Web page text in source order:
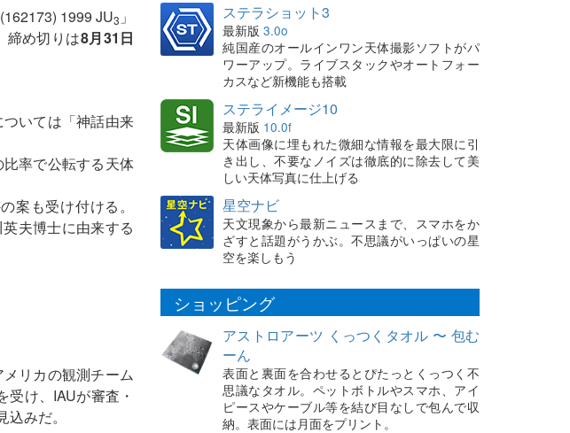
1999 JU3 」
締め切りは8月31日
いては「神話由来
率で公転する天体
案も受け付ける。
夫博士に由来する
リカの観測チーム
け、IAUが審査・
みだ。
ステラショット3
最新版 3.0o
純国産のオールインワン天体撮影ソフトがパ
ワーアップ。ライブスタックやオートフォー
カスなど新機能も搭載
ステライメージ10
最新版 10.0f
天体画像に埋もれた微細な情報を最大限に引
き出し、不要なノイズは徹底的に除去して美
しい天体写真に仕上げる
星空ナビ
天文現象から最新ニュースまで、スマホをか
ざすと話題がうかぶ。不思議がいっぱいの星
空を楽しもう
ショッピング
アストロアーツ くっつくタオル 〜 包む
ーん
表面と裏面を合わせるとぴたっとくっつく不
思議なタオル。ペットボトルやスマホ、アイ
ピースやケーブル等を結び目なしで包んで収
納。表面には月面をプリント。